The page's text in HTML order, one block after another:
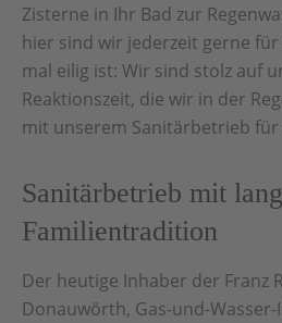
Zisterne in Ihr Bad zur
hier sind wir jederzeit gerne für
mal eilig ist: Wir sind stolz auf
Reaktionszeit, die wir in der
mit unserem Sanitärbetrieb für
Sanitärbetrieb mit
Familientradition
Der heutige Inhaber der Franz
Donauwörth, Gas-und-